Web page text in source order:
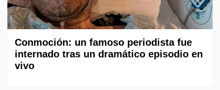
Conmoción: un famoso periodista fue
internado tras un dramático episodio en
vivo